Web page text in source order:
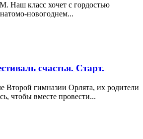
Наш класс хочет с гордостью
новогоднем...
счастья. Старт.
Второй гимназии Орлята, их родители
чтобы вместе провести...